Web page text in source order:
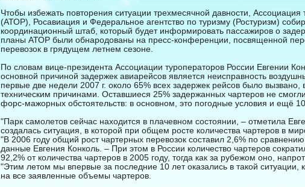
Чтобы избежать повторения ситуации трехмесячной давности, Ассоциация
(АТОР), Росавиация и Федеральное агентство по туризму (Ростуризм)
координационный штаб, который будет информировать пассажиров о
планы АТОР были обнародованы на пресс-конференции, посвященной
перевозок в грядущем летнем сезоне.
По словам вице-президента Ассоциации туроператоров России Евгении
основной причиной задержек авиарейсов является неисправность
первые две недели 2007 г. около 65% всех задержек рейсов было вызвано,
техническим причинами. Оставшиеся 25% задержанных чартеров не
форс-мажорных обстоятельств: в основном, это погодные условия и ещё
"Парк самолетов сейчас находится в плачевном состоянии, – отметила
создалась ситуация, в которой при общем росте количества чартеров в
"В 2006 году общий рост чартерных перевозок составил 2,6% по
данные Евгения Конколь. – При этом в России количество чартеров
92,2% от количества чартеров в 2005 году, тогда как за рубежом оно,
"Этим летом мы впервые за последние 10 лет оказались в такой ситуации,
на все заявленные объемы чартеров.